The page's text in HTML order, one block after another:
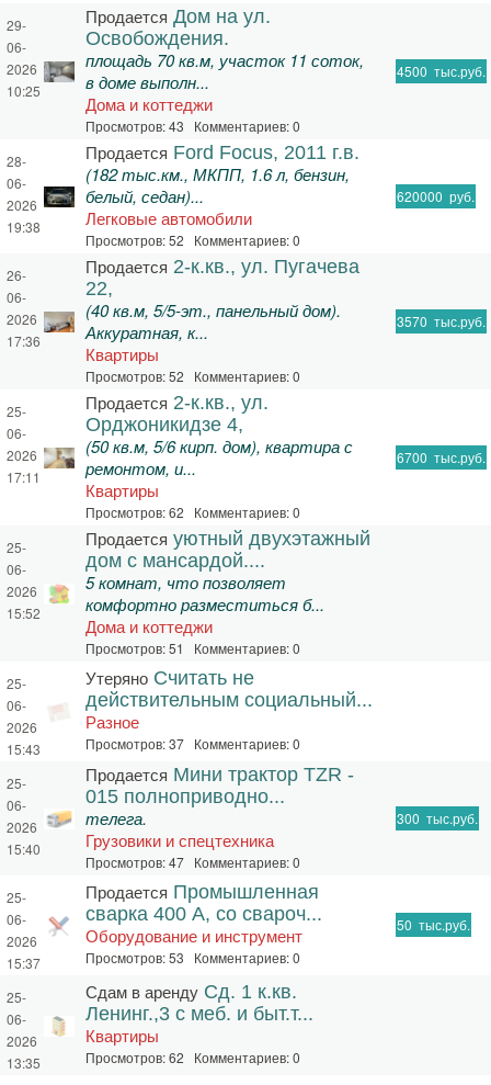
29-
06-
2026
10:25
Продается Дом на ул.
Освобождения.
площадь 70 кв.м, участок 11 соток,
в доме выполн...
Дома и коттеджи
Просмотров: 43 Комментариев: 0
4500 тыс.руб.
28-
06-
2026
19:38
Продается Ford Focus, 2011 г.в.
(182 тыс.км., МКПП, 1.6 л, бензин,
белый, седан)...
Легковые автомобили
Просмотров: 52 Комментариев: 0
620000 руб.
26-
06-
2026
17:36
Продается 2-к.кв., ул. Пугачева
22,
(40 кв.м, 5/5-эт., панельный дом).
Аккуратная, к...
Квартиры
Просмотров: 52 Комментариев: 0
3570 тыс.руб.
25-
06-
2026
17:11
Продается 2-к.кв., ул.
Орджоникидзе 4,
(50 кв.м, 5/6 кирп. дом), квартира с
ремонтом, и...
Квартиры
Просмотров: 62 Комментариев: 0
6700 тыс.руб.
25-
06-
2026
15:52
Продается уютный двухэтажный
дом с мансардой....
5 комнат, что позволяет
комфортно разместиться б...
Дома и коттеджи
Просмотров: 51 Комментариев: 0
25-
06-
2026
15:43
Утеряно Считать не
действительным социальный...
Разное
Просмотров: 37 Комментариев: 0
25-
06-
2026
15:40
Продается Мини трактор TZR -
015 полноприводно...
телега.
Грузовики и спецтехника
Просмотров: 47 Комментариев: 0
300 тыс.руб.
25-
06-
2026
15:37
Продается Промышленная
сварка 400 А, со свароч...
Оборудование и инструмент
Просмотров: 53 Комментариев: 0
50 тыс.руб.
25-
06-
2026
13:35
Сдам в аренду Сд. 1 к.кв.
Ленинг.,3 с меб. и быт.т...
Квартиры
Просмотров: 62 Комментариев: 0